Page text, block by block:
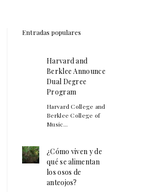
Entradas populares
Harvard and
Berklee Announce
Dual Degree
Program
Harvard College and
Berklee College of
Music...
¿Cómo viven y de
qué se alimentan
los osos de
anteojos?